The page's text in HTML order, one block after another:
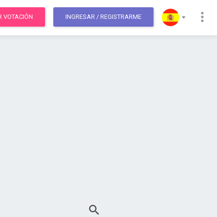
VOTACIÓN INGRESAR / REGISTRARME